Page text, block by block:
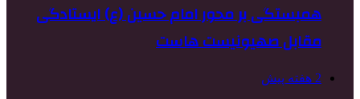
همبستگی بر محور امام حسین (ع) ایستادگی
مقابل صهیونیست هاست
2 هفته پیش